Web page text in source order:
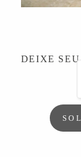
DEIXE